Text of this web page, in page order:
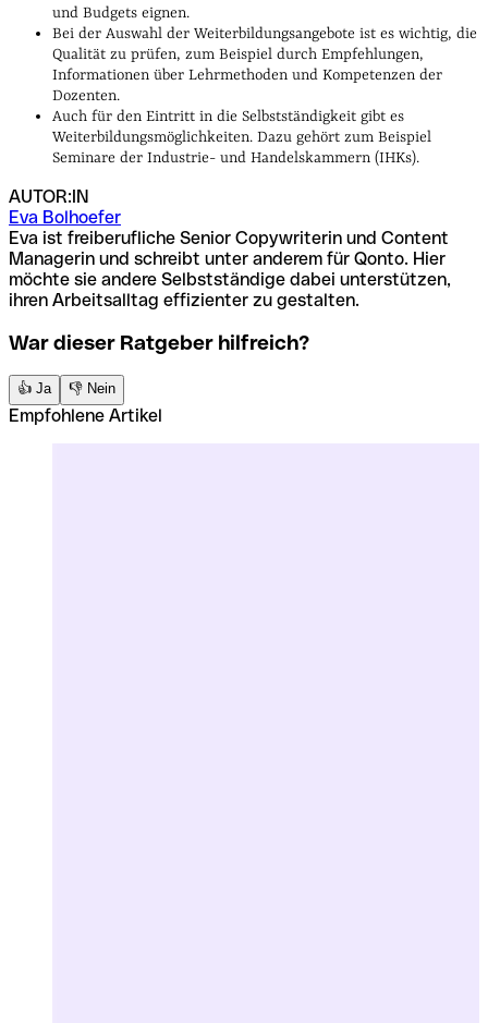
und Budgets eignen.
Bei der Auswahl der Weiterbildungsangebote ist es wichtig, die
Qualität zu prüfen, zum Beispiel durch Empfehlungen,
Informationen über Lehrmethoden und Kompetenzen der
Dozenten.
Auch für den Eintritt in die Selbstständigkeit gibt es
Weiterbildungsmöglichkeiten. Dazu gehört zum Beispiel
Seminare der Industrie- und Handelskammern (IHKs).
AUTOR:IN
Eva Bolhoefer
Eva ist freiberufliche Senior Copywriterin und Content
Managerin und schreibt unter anderem für Qonto. Hier
möchte sie andere Selbstständige dabei unterstützen,
ihren Arbeitsalltag effizienter zu gestalten.
War dieser Ratgeber hilfreich?
👍 Ja 👎 Nein
Empfohlene Artikel